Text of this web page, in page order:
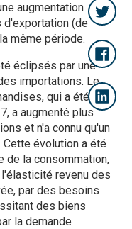
augmentation
d'exportation (de
même période.
éclipsés par une
importations. Le
qui a été
a augmenté plus
et n'a connu qu'un
évolution a été
de la consommation,
revenu des
par des besoins
des biens
la demande